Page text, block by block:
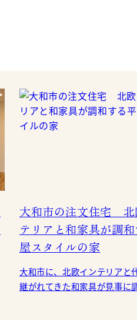
大和市の注文住宅 北
テリアと和家具が調
屋スタイルの家
大和市に、北欧インテリアと
継がれてきた和家具が見事に